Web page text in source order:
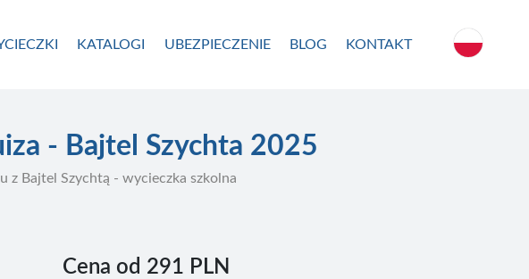
KATALOGI UBEZPIECZENIE BLOG KONTAKT
- Bajtel Szychta 2025
z Bajtel Szychtą - wycieczka szkolna
Cena od 291 PLN